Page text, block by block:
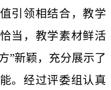
引领相结合，教学
当，教学素材鲜活
”新颖，充分展示了
。经过评委组认真